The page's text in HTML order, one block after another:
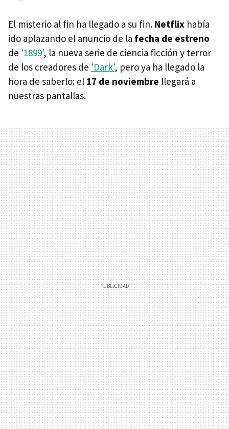
El misterio al fin ha llegado a su fin. Netflix había
ido aplazando el anuncio de la fecha de estreno
de '1899', la nueva serie de ciencia ficción y terror
de los creadores de 'Dark', pero ya ha llegado la
hora de saberlo: el 17 de noviembre llegará a
nuestras pantallas.